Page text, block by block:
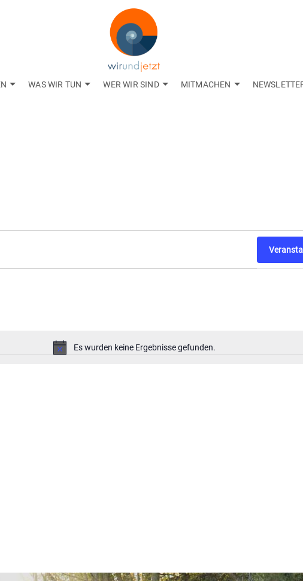
WAS WIR TUN WER WIR SIND MITMACHEN
Hinweis
Es wurden keine Ergebnisse gefunden.